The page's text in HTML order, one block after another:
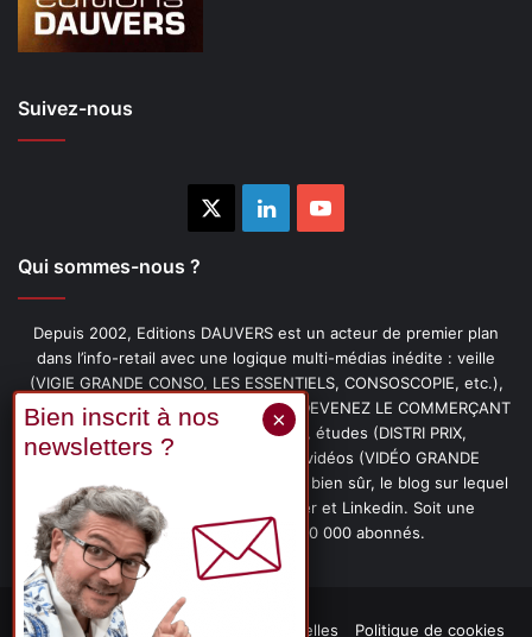
Suivez-nous
LinkedinYouTube
Qui sommes-nous ?
Depuis 2002, Editions DAUVERS est un acteur de premier plan
dans l’info-retail avec une logique multi-médias inédite : veille
(VIGIE GRANDE CONSO, LES ESSENTIELS, CONSOSCOPIE, etc.),
livres (PENSER-CLIENT, IMAGE-PRIX, DEVENEZ LE COMMERÇANT
PRÉFÉRÉ DE VOS CLIENTS, etc.), études (DISTRI PRIX,
PROMOFLASH, DRIVE INSIGHTS), vidéos (VIDÉO GRANDE
CONSO), podcasts (CAFÉ CONSO) et, bien sûr, le blog sur lequel
vous êtes, ainsi que les fils Twitter et Linkedin. Soit une
communauté de plus de 150 000 abonnés.
Mentions légales Données personnelles Politique de cookies